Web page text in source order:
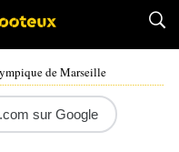
de Marseille
sur Google